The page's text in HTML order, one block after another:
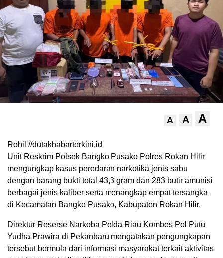
A A A
Rohil //dutakhabarterkini.id
Unit Reskrim Polsek Bangko Pusako Polres Rokan Hilir
mengungkap kasus peredaran narkotika jenis sabu
dengan barang bukti total 43,3 gram dan 283 butir amunisi
berbagai jenis kaliber serta menangkap empat tersangka
di Kecamatan Bangko Pusako, Kabupaten Rokan Hilir.
Direktur Reserse Narkoba Polda Riau Kombes Pol Putu
Yudha Prawira di Pekanbaru mengatakan pengungkapan
tersebut bermula dari informasi masyarakat terkait aktivitas